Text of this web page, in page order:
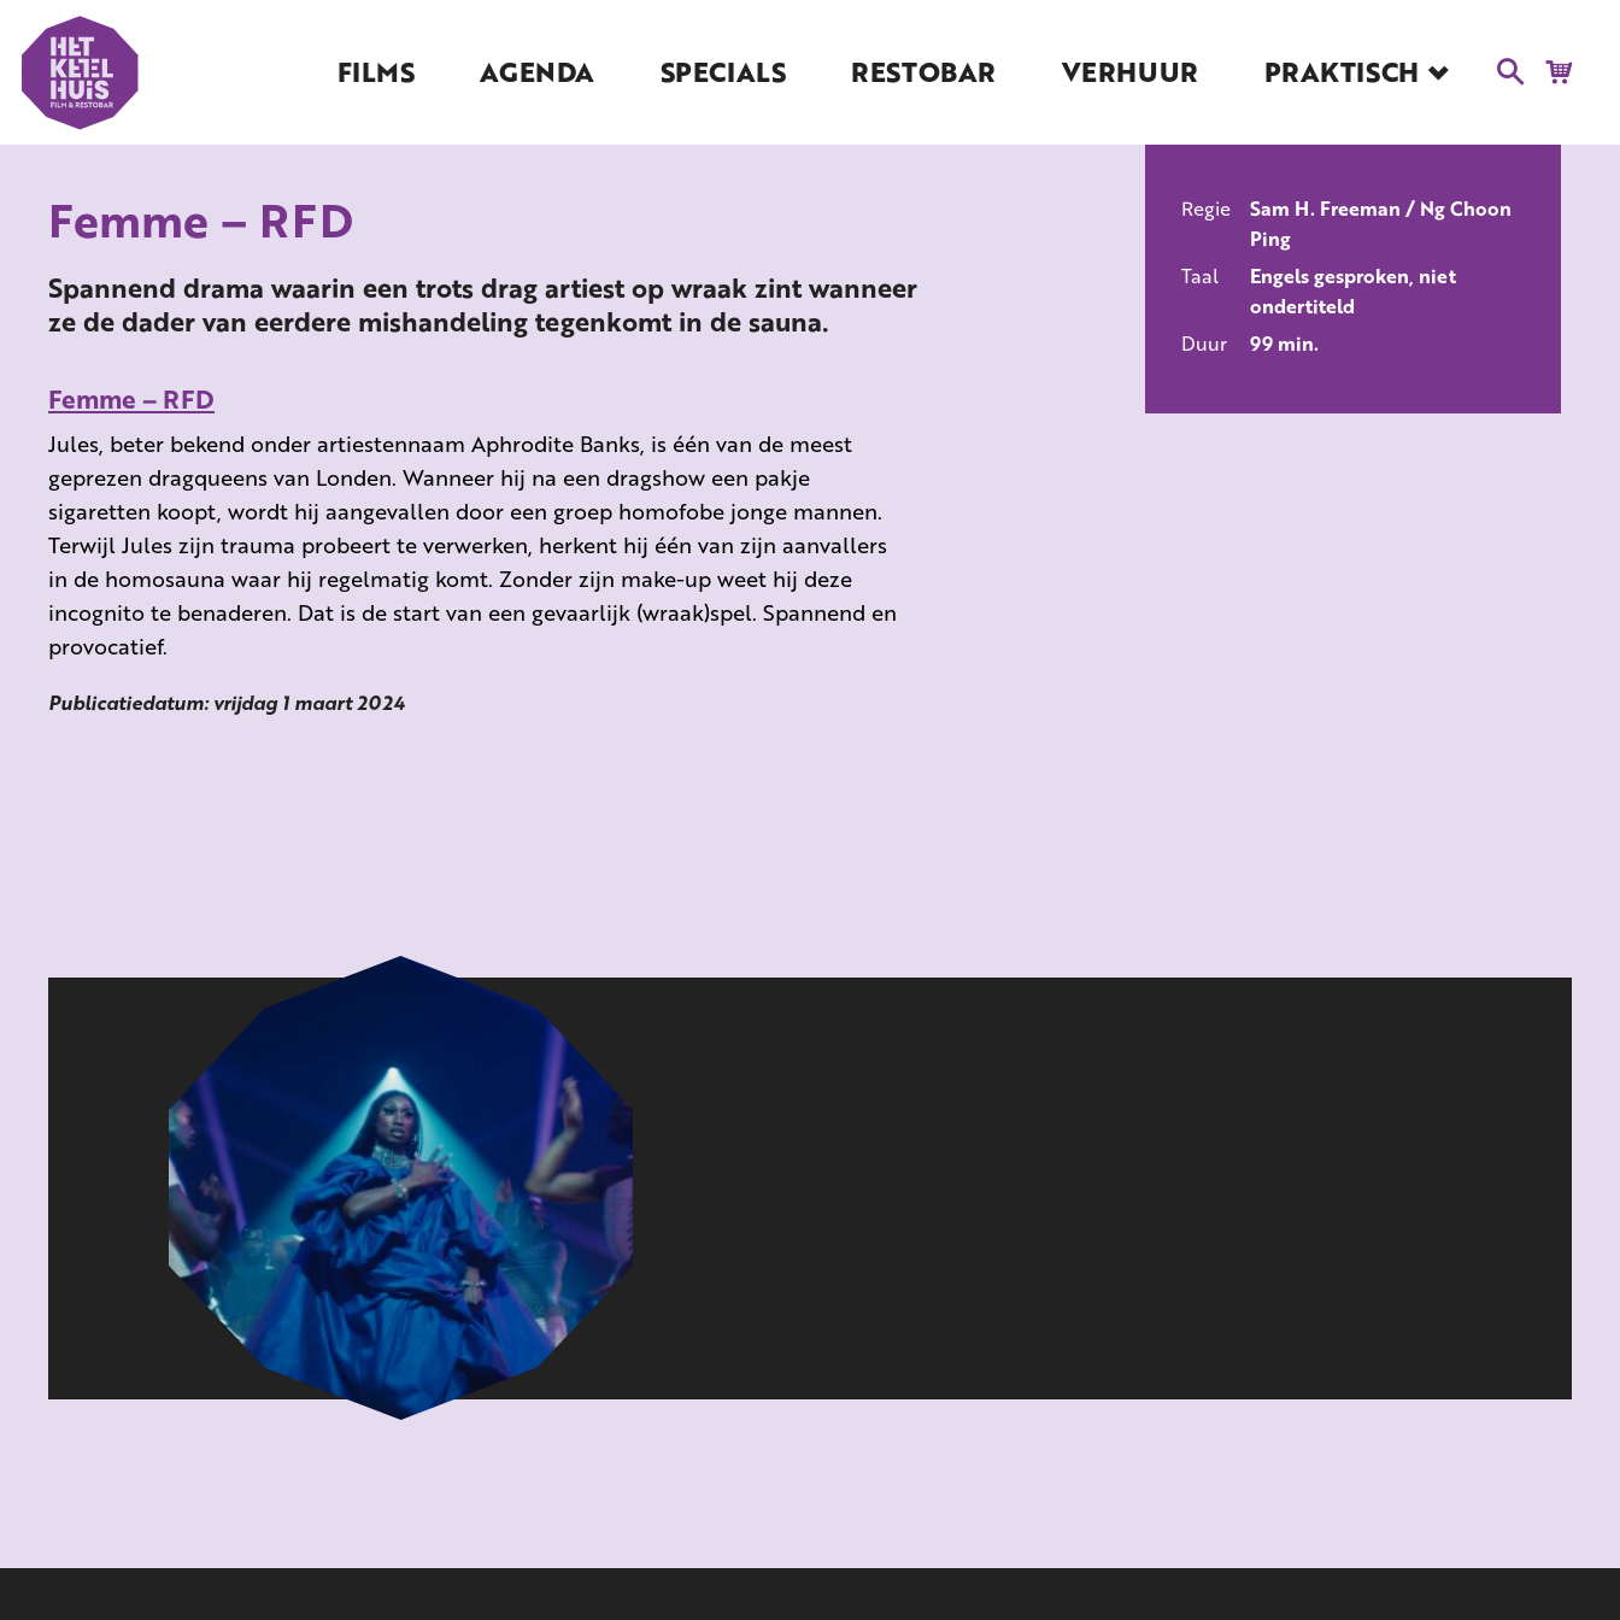
FILMS AGENDA SPECIALS RESTOBAR VERHUUR PRAKTISCH
Blog
Educatie
Kaartverkoop en
Tarieven
Femme – RFD
Spannend drama waarin een trots drag artiest op wraak zint wanneer
ze de dader van eerdere mishandeling tegenkomt in de sauna.
Femme – RFD
Jules, beter bekend onder artiestennaam Aphrodite Banks, is één van de meest
geprezen dragqueens van Londen. Wanneer hij na een dragshow een pakje
sigaretten koopt, wordt hij aangevallen door een groep homofobe jonge mannen.
Terwijl Jules zijn trauma probeert te verwerken, herkent hij één van zijn aanvallers
in de homosauna waar hij regelmatig komt. Zonder zijn make-up weet hij deze
incognito te benaderen. Dat is de start van een gevaarlijk (wraak)spel. Spannend en
provocatief.
Publicatiedatum: vrijdag 1 maart 2024
ALLE FILMS
Regie
Sam H. Freeman / Ng Choon
Ping
Taal
Engels gesproken, niet
ondertiteld
Duur
99 min.